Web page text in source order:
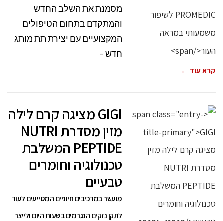
מסמנת את השלב החדש
והמתקדם בתחום הטיפולים
המקצועיים עם יצירת תת מותג
חדש –
קרא עוד ←
GIGI מציגה קרם לילה
מזין מסדרת NUTRI
PEPTIDE המשלבת
טכנולוגיה וחומרים
טבעיים
מועשר במרכיבים חיוניים המסייעים לעור
לתקן נזקים הנגרמים בשעות היום ולייצר